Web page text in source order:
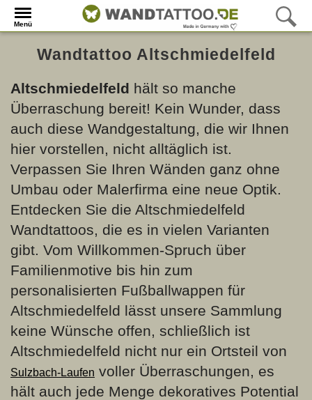
Menü
Wandtattoo Altschmiedelfeld
Altschmiedelfeld hält so manche
Überraschung bereit! Kein Wunder, dass
auch diese Wandgestaltung, die wir Ihnen
hier vorstellen, nicht alltäglich ist.
Verpassen Sie Ihren Wänden ganz ohne
Umbau oder Malerfirma eine neue Optik.
Entdecken Sie die Altschmiedelfeld
Wandtattoos, die es in vielen Varianten
gibt. Vom Willkommen-Spruch über
Familienmotive bis hin zum
personalisierten Fußballwappen für
Altschmiedelfeld lässt unsere Sammlung
keine Wünsche offen, schließlich ist
Altschmiedelfeld nicht nur ein Ortsteil von
Sulzbach-Laufen voller Überraschungen, es
hält auch jede Menge dekoratives Potential